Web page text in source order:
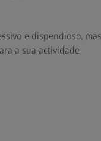
e dispendioso,
a sua actividade